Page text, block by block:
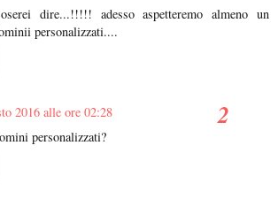
dire...!!!!! adesso aspetteremo almeno un
personalizzati....
2016 alle ore 02:28
personalizzati?